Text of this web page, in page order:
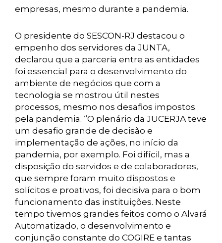
empresas, mesmo durante a pandemia.
O presidente do SESCON-RJ destacou o
empenho dos servidores da JUNTA,
declarou que a parceria entre as entidades
foi essencial para o desenvolvimento do
ambiente de negócios que com a
tecnologia se mostrou útil nestes
processos, mesmo nos desafios impostos
pela pandemia. “O plenário da JUCERJA teve
um desafio grande de decisão e
implementação de ações, no início da
pandemia, por exemplo. Foi difícil, mas a
disposição do servidos e de colaboradores,
que sempre foram muito dispostos e
solícitos e proativos, foi decisiva para o bom
funcionamento das instituições. Neste
tempo tivemos grandes feitos como o Alvará
Automatizado, o desenvolvimento e
conjunção constante do COGIRE e tantas